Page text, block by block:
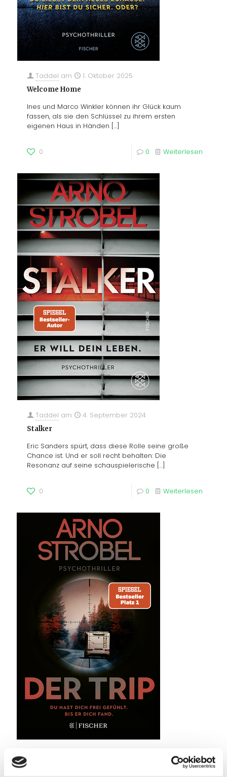
Taddel am 1. Oktober 2025
Welcome Home
Ines und Marco Winkler können ihr Glück kaum
fassen, als sie den Schlüssel zu ihrem ersten
eigenen Haus in Händen […]
0 0 Weiterlesen
Taddel am 4. September 2024
Stalker
Eric Sanders spürt, dass diese Rolle seine große
Chance ist. Und er soll recht behalten: Die
Resonanz auf seine schauspielerische […]
0 0 Weiterlesen